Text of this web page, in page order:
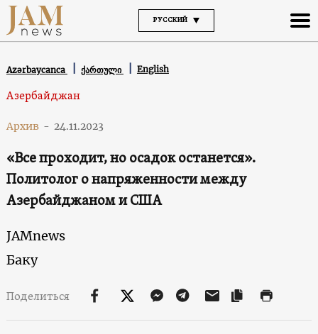
РУССКИЙ
Azərbaycanca ქართული English
Азербайджан
Архив - 24.11.2023
«Все проходит, но осадок останется».
Политолог о напряженности между
Азербайджаном и США
JAMnews
Баку
Поделиться